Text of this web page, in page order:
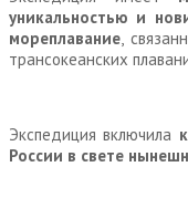
уникальностью и
мореплавание,
трансокеанских
Экспедиция включила
России в свете